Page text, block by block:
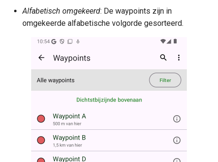
Alfabetisch omgekeerd: De waypoints zijn in
omgekeerde alfabetische volgorde gesorteerd.